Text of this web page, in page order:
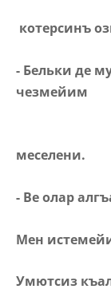
котерсинъ
- Бельки де
чезмейим
меселени.
- Ве олар
Мен
Умютсиз